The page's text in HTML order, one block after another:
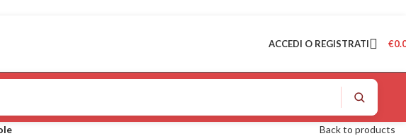
ACCEDI O REGISTRATI €
Back to products